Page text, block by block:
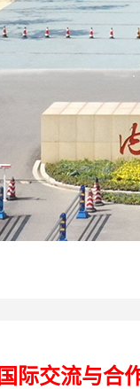
国际交流与合